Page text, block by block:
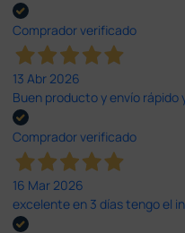
Comprador verificado
13 Abr 2026
Buen producto y envío rápido
Comprador verificado
16 Mar 2026
excelente en 3 días tengo el